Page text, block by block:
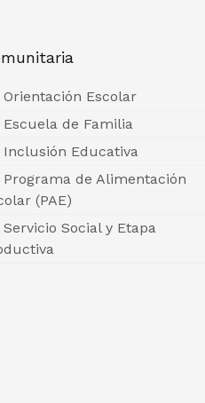
Orientación Escolar
Escuela de Familia
Inclusión Educativa
Programa de Alimentación
(PAE)
Servicio Social y Etapa